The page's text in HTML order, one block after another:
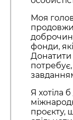
Моя
фонди,
Донатити
Я хотіла
проєкту,